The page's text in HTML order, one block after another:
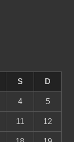
S D
4 5
11 12